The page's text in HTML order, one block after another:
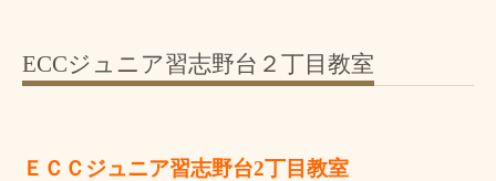
ECCジュニア習志野台２丁目教室
ＥＣＣジュニア習志野台2丁目教室